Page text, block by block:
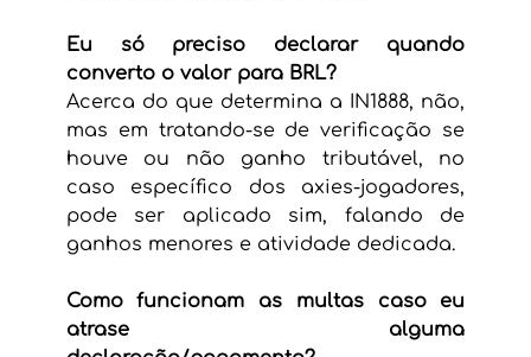
Eu só preciso declarar quando
converto o valor para BRL?
Acerca do que determina a IN1888, não,
mas em tratando-se de verificação se
houve ou não ganho tributável, no
caso específico dos axies-jogadores,
pode ser aplicado sim, falando de
ganhos menores e atividade dedicada.
Como funcionam as multas caso eu
atrase alguma